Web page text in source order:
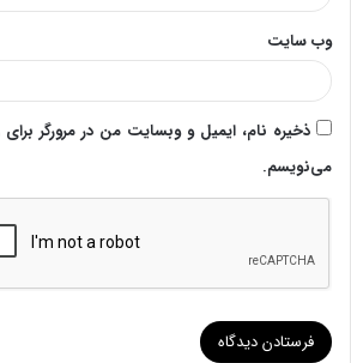
وب‌ سایت
ذخیره نام، ایمیل و وبسایت من در مرورگر
می‌نویسم.